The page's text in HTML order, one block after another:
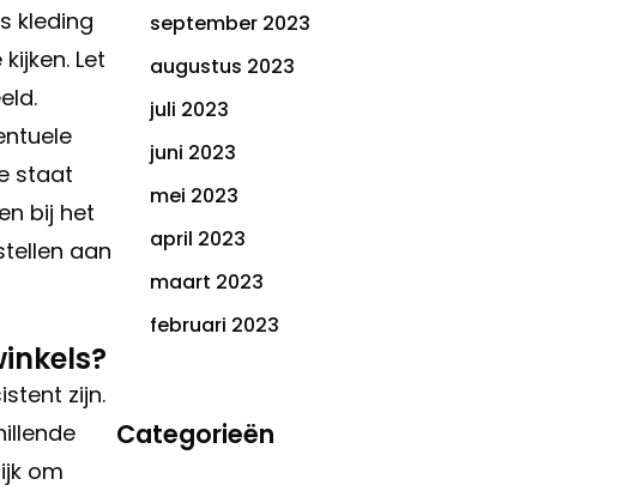
kleding
Let
staat
bij het
aan
zijn.
om
september 2023
augustus 2023
juli 2023
juni 2023
mei 2023
april 2023
maart 2023
februari 2023
Categorieën